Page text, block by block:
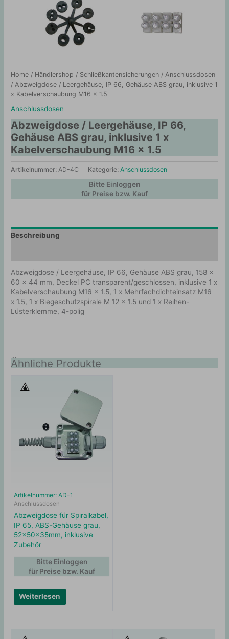
Home / Händlershop / Schließkantensicherungen /Anschlussdosen
/ Abzweigdose / Leergehäuse, IP 66, Gehäuse ABS grau, inklusive 1
x Kabelverschaubung M16 x 1.5
Anschlussdosen
Abzweigdose / Leergehäuse, IP 66,
Gehäuse ABS grau, inklusive 1 x
Kabelverschaubung M16 x 1.5
Artikelnummer:AD-4C Kategorie:Anschlussdosen
Bitte Einloggen
für Preise bzw. Kauf
Beschreibung
Abzweigdose / Leergehäuse, IP 66, Gehäuse ABS grau, 158 x
60 x 44 mm, Deckel PC transparent/geschlossen, inklusive 1 x
Kabelverschaubung M16 x 1.5, 1 x Mehrfachdichteinsatz M16
x 1.5, 1 x Biegeschutzspirale M 12 x 1.5 und 1 x Reihen-
Lüsterklemme, 4-polig
Ähnliche Produkte
Artikelnummer: AD-1
Anschlussdosen
Abzweigdose für Spiralkabel,
IP 65, ABS-Gehäuse grau,
52x50x35mm, inklusive
Zubehör
Weiterlesen
Bitte Einloggen
für Preise bzw. Kauf